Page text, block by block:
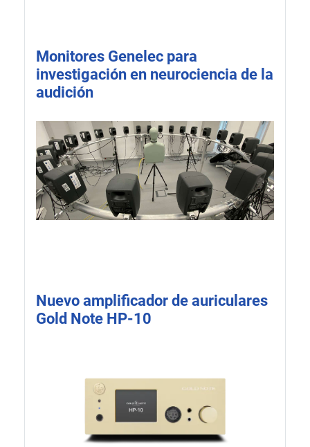
Monitores Genelec para
investigación en neurociencia de la
audición
Nuevo amplificador de auriculares
Gold Note HP-10